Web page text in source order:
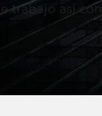
trabajo así